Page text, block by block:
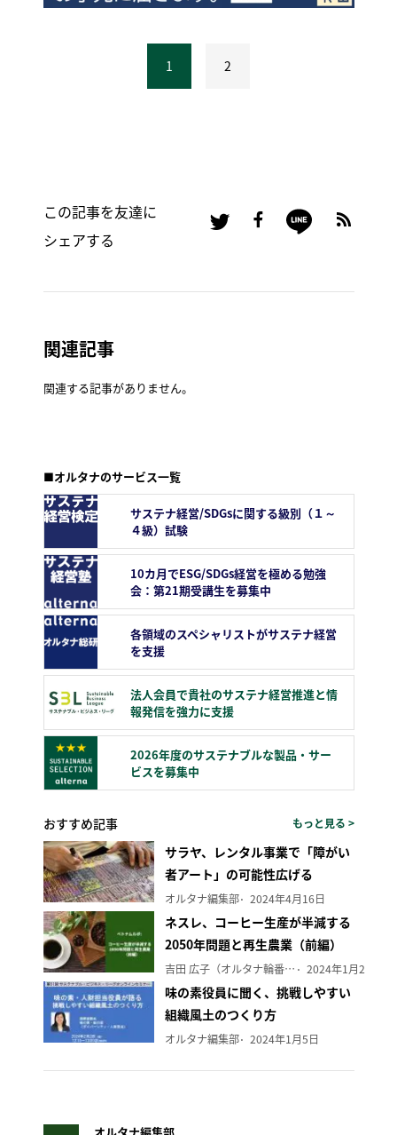
1 2
この記事を友達に
シェアする
関連記事
関連する記事がありません。
■オルタナのサービス一覧
サステナ経営/SDGsに関する級別（１～
４級）試験
10カ月でESG/SDGs経営を極める勉強
会：第21期受講生を募集中
各領域のスペシャリストがサステナ経営
を支援
法人会員で貴社のサステナ経営推進と情
報発信を強力に支援
2026年度のサステナブルな製品・サー
ビスを募集中
おすすめ記事 もっと見る >
サラヤ、レンタル事業で「障がい
者アート」の可能性広げる
オルタナ編集部 2024年4月16日
ネスレ、コーヒー生産が半減する
2050年問題と再生農業（前編）
吉田 広子（オルタナ輪番編集長） 2024年1月29日
味の素役員に聞く、挑戦しやすい
組織風土のつくり方
オルタナ編集部 2024年1月5日